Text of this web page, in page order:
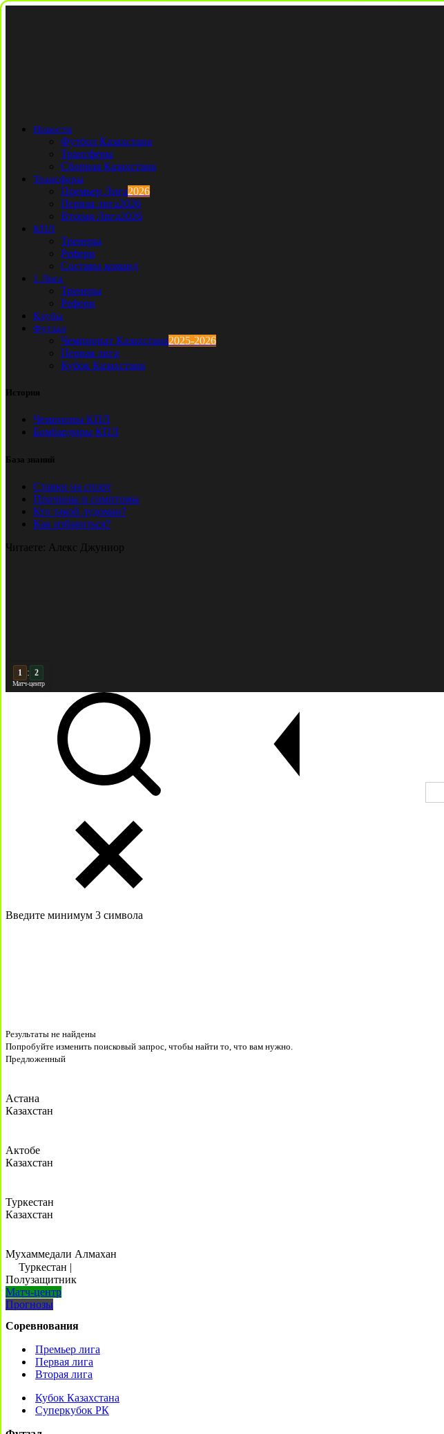
Новости
Футбол Казахстана
Трансферы
Сборная Казахстана
Трансферы
Премьер Лига2026
Первая лига2026
Вторая Лига2026
КПЛ
Тренеры
Рефери
Составы команд
1 Лига
Тренеры
Рефери
Клубы
Футзал
Чемпионат Казахстана2025-2026
Первая лига
Кубок Казахстана
История
Чемпионы КПЛ
Бомбардиры КПЛ
База знаний
Ставки на спорт
Причины и симптомы
Кто такой лудоман?
Как избавиться?
Читаете: Алекс Джуниор
2 : 2
Матч-центр
Введите минимум 3 символа
Результаты не найдены
Попробуйте изменить поисковый запрос, чтобы найти то, что вам нужно.
Предложенный
Астана
Казахстан
Актобе
Казахстан
Туркестан
Казахстан
Мухаммедали Алмахан
Туркестан |
Полузащитник
Матч-центр
Прогнозы
Соревнования
Премьер лига
Первая лига
Вторая лига
Кубок Казахстана
Суперкубок РК